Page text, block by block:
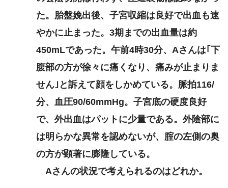
た。胎盤娩出後、子宮収縮は良好で出血も速
やかに止まった。3期までの出血量は約
450mLであった。午前4時30分、Aさんは｢下
腹部の方が徐々に痛くなり、痛みが止まりま
せん｣と訴えて顔をしかめている。脈拍116/
分、血圧90/60mmHg。子宮底の硬度良好
で、外出血はパットに少量である。外陰部に
は明らかな異常を認めないが、腟の左側の奥
の方が顕著に膨隆している。
Aさんの状況で考えられるのはどれか。